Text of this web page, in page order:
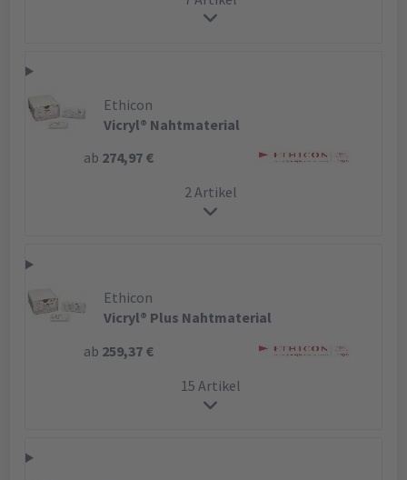
Ethicon
Vicryl® Nahtmaterial
ab 274,97 €
2 Artikel
Ethicon
Vicryl® Plus Nahtmaterial
ab 259,37 €
15 Artikel